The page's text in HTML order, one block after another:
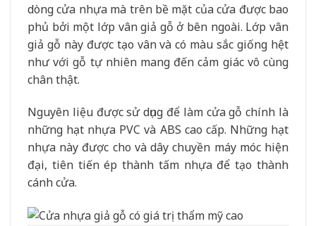
dòng cửa nhựa mà trên bề mặt của cửa được bao
phủ bởi một lớp vân giả gỗ ở bên ngoài. Lớp vân
giả gỗ này được tạo vân và có màu sắc giống hệt
như với gỗ tự nhiên mang đến cảm giác vô cùng
chân thật.
Nguyên liệu được sử dụng để làm cửa gỗ chính là
những hạt nhựa PVC và ABS cao cấp. Những hạt
nhựa này được cho và dây chuyền máy móc hiện
đại, tiên tiến ép thành tấm nhựa để tạo thành
cánh cửa.